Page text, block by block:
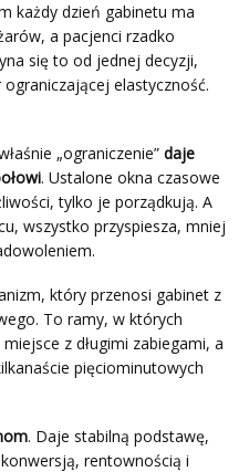
każdy dzień gabinetu ma
a pacjenci rzadko
się to od jednej decyzji,
elastyczność.
„ograniczenie” daje
. Ustalone okna czasowe
tylko je porządkują. A
wszystko przyspiesza, mniej
który przenosi gabinet z
To ramy, w których
z długimi zabiegami, a
pięciominutowych
. Daje stabilną podstawę,
rentownością i